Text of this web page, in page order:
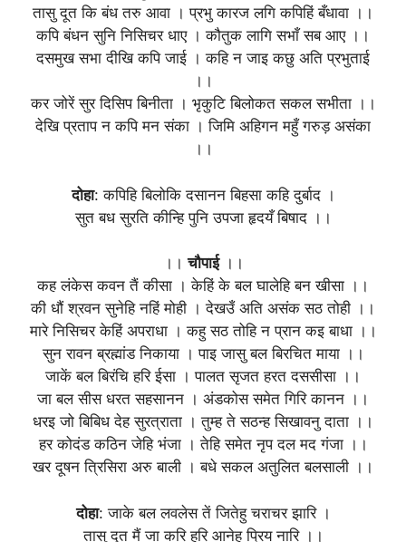
तासु दूत कि बंध तरु आवा । प्रभु कारज लगि कपिहिं बँधावा ।।
कपि बंधन सुनि निसिचर धाए । कौतुक लागि सभाँ सब आए ।।
दसमुख सभा दीखि कपि जाई । कहि न जाइ कछु अति प्रभुताई
।।
कर जोरें सुर दिसिप बिनीता । भृकुटि बिलोकत सकल सभीता ।।
देखि प्रताप न कपि मन संका । जिमि अहिगन महुँ गरुड़ असंका
।।
दोहा: कपिहि बिलोकि दसानन बिहसा कहि दुर्बाद ।
सुत बध सुरति कीन्हि पुनि उपजा हृदयँ बिषाद ।।
।।चौपाई।।
कह लंकेस कवन तैं कीसा । केहिं के बल घालेहि बन खीसा ।।
की धौं श्रवन सुनेहि नहिं मोही । देखउँ अति असंक सठ तोही ।।
मारे निसिचर केहिं अपराधा । कहु सठ तोहि न प्रान कइ बाधा ।।
सुन रावन ब्रह्मांड निकाया । पाइ जासु बल बिरचित माया ।।
जाकें बल बिरंचि हरि ईसा । पालत सृजत हरत दससीसा ।।
जा बल सीस धरत सहसानन । अंडकोस समेत गिरि कानन ।।
धरइ जो बिबिध देह सुरत्राता । तुम्ह ते सठन्ह सिखावनु दाता ।।
हर कोदंड कठिन जेहि भंजा । तेहि समेत नृप दल मद गंजा ।।
खर दूषन त्रिसिरा अरु बाली । बधे सकल अतुलित बलसाली ।।
दोहा: जाके बल लवलेस तें जितेहु चराचर झारि ।
तासु दूत मैं जा करि हरि आनेहु प्रिय नारि ।।